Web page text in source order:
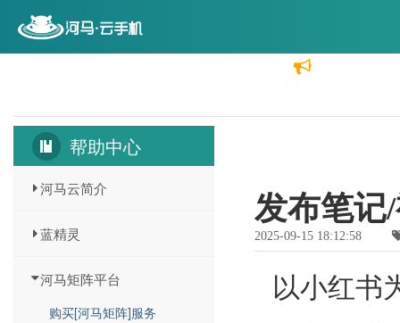
帮助中心
河马云简介
蓝精灵
河马矩阵平台
购买[河马矩阵]服务
发布笔记
2025-09-15 18:12:58
以小红书